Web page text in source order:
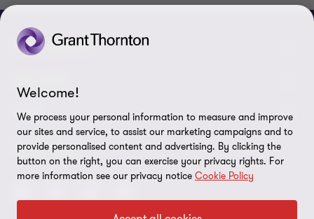
PRISIJUNKITE
Susisiekite su mumis
Grant Thornton Baltic Latvijoje
Grant Thornton Baltic Estijoje
Apie mus
Karjera
Pranešimai žiniasklaidai
Socialinė atsakomybė
TEISĖ
Privatumo politika
Teisinės sąlygos
Svetainės struktūra
SEKITE MUS:
Welcome!
We process your personal information to measure and improve
our sites and service, to assist our marketing campaigns and to
provide personalised content and advertising. By clicking the
button on the right, you can exercise your privacy rights. For
more information see our privacy notice Cookie Policy